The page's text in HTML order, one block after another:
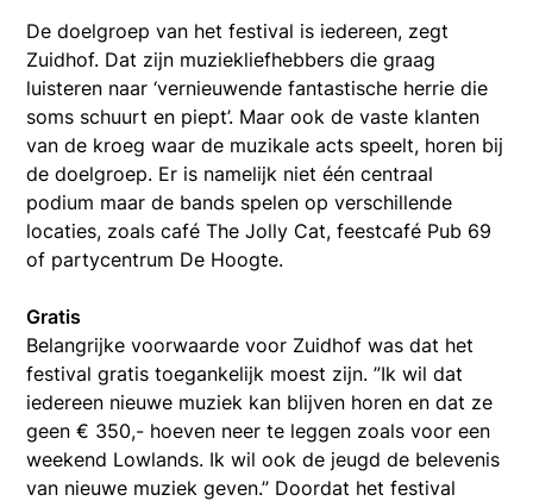
De doelgroep van het festival is iedereen, zegt
Zuidhof. Dat zijn muziekliefhebbers die graag
luisteren naar ‘vernieuwende fantastische herrie die
soms schuurt en piept’. Maar ook de vaste klanten
van de kroeg waar de muzikale acts speelt, horen bij
de doelgroep. Er is namelijk niet één centraal
podium maar de bands spelen op verschillende
locaties, zoals café The Jolly Cat, feestcafé Pub 69
of partycentrum De Hoogte.
Gratis
Belangrijke voorwaarde voor Zuidhof was dat het
festival gratis toegankelijk moest zijn. ”Ik wil dat
iedereen nieuwe muziek kan blijven horen en dat ze
geen € 350,- hoeven neer te leggen zoals voor een
weekend Lowlands. Ik wil ook de jeugd de belevenis
van nieuwe muziek geven.” Doordat het festival